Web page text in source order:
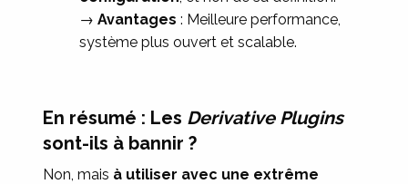
→Avantages : Meilleure performance,
système plus ouvert et scalable.
En résumé : Les Derivative Plugins
sont-ils à bannir ?
Non, mais à utiliser avec une extrême